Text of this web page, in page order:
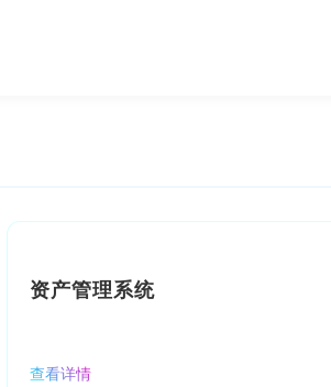
资产管理系统
查看详情